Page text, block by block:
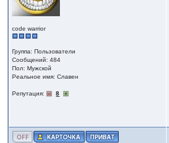
code warrior
Группа: Пользователи
Сообщений: 484
Пол: Мужской
Реальное имя: Славен
Репутация: 8